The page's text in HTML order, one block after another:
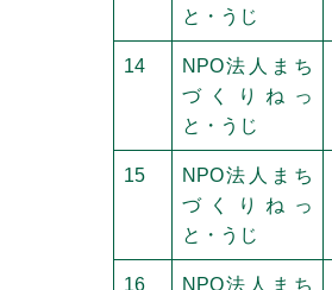
と・うじ
14
NPO法人まち
づくりねっ
と・うじ
15
NPO法人まち
づくりねっ
と・うじ
16
NPO法人まち